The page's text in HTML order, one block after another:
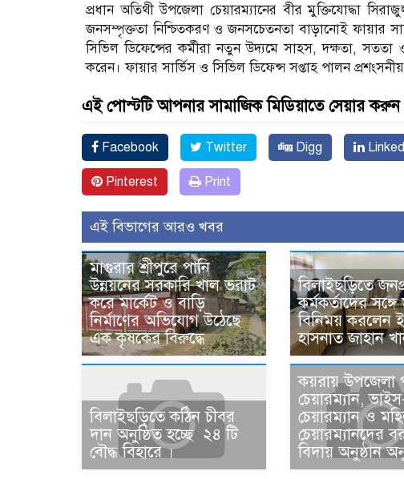
প্রধান অতিথী উপজেলা চেয়ারম্যানের বীর মুক্তিযোদ্ধা
জনসম্পৃক্ততা নিশ্চিতকরণ ও জনসচেতনতা বাড়ানোই ফায়ার
সিভিল ডিফেন্সের কর্মীরা নতুন উদ্যমে সাহস, দক্ষতা, সততা
করেন। ফায়ার সার্ভিস ও সিভিল ডিফেন্স সপ্তাহ পালন
এই পোস্টটি আপনার সামাজিক মিডিয়াতে সেয়ার করুন
Facebook Twitter Digg
Pinterest Print
এই বিভাগের আরও খবর
মাগুরার শ্রীপুরে পানি
উন্নয়নের সরকারি খাল ভরাট
করে মার্কেট ও বাড়ি
নির্মাণের অভিযোগ উঠেছে
এক কৃষকের বিরুদ্ধে
বিলাইছড়িতে
কর্মকর্তাদের
বিনিময় করলেন
হাসনাত জাহান
বিলাইছড়িতে কঠিন চীবর
দান অনুষ্ঠিত হচ্ছে ২৪ টি
বৌদ্ধ বিহারে ।
কয়রায় উপজেলা
চেয়ারম্যান,
চেয়ারম্যান ও
চেয়ারম্যানদের
বিদায় অনুষ্ঠান